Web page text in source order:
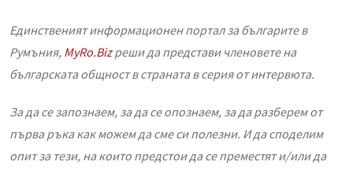
Единственият информационен портал за българите в
Румъния, МyRo.Bizреши да представи членовете на
българската общност в страната в серия от интервюта.
За да се запознаем, за да се опознаем, за да разберем от
първа ръка как можем да сме си полезни. И да споделим
опит за тези, на които предстои да се преместят и/или да